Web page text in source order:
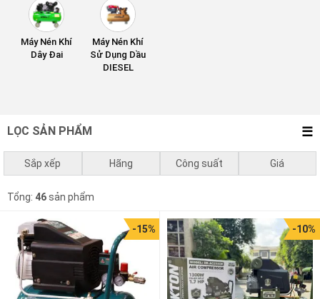
Máy Nén Khí
Dây Đai
Máy Nén Khí
Sử Dụng Dầu
DIESEL
LỌC SẢN PHẨM
Sắp xếp
Mặc định
Giá thấp đến cao
Giá cao đến thấp
Hãng
Total
DCA
Stanley
Pegasus
Dewalt
Wing
Công suất
0 - 750w
1050w - 1500w
Giá
0₫-1.000.000₫
1.000.000 ₫
3.000.000₫-10.000.000₫
10.000.000₫- 67.620.000
Tổng: 46sản phẩm
-15% -10%